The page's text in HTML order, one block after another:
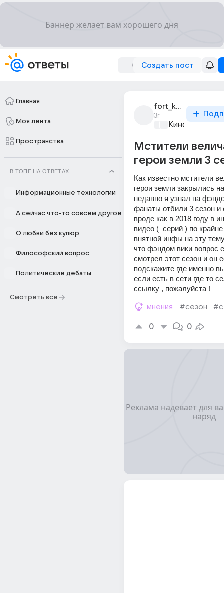
Создать пост
Главная
Моя лента
Пространства
В ТОПЕ НА ОТВЕТАХ
Информационные технологии
А сейчас что-то совсем другое
О любви без купюр
Философский вопрос
Политические дебаты
Смотреть все
fort_know
3г
Киномания
Мстители
герои земли 3
Как известно мстители
герои земли закрылись
недавно я узнал на
фанаты отбили 3 сезон
вроде как в 2018 году в
видео (  серий ) по
внятной инфы на эту
что фэндом вики вопрос
смотрел этот сезон и он
подскажите где именно
если есть в сети где то
ссылку , пожалуйста !
мнения #сезон
0 0